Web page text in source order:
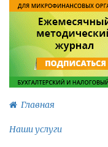
Главная
Наши услуги